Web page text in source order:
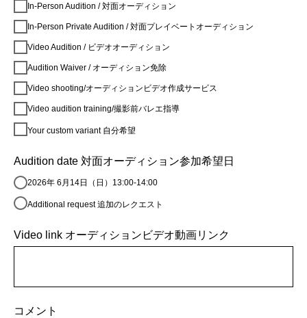
In-Person Audition / 対面オーディション
In-Person Private Audition / 対面プレイベートオーディション
Video Audition / ビデオオーディション
Audition Waiver / オーディション免除
Video shooting/オーディションビデオ作成サービス
Video audition training/撮影前バレエ指導
Your custom variant 自分希望
Audition date 対面オーディション参加希望日
2026年 6月14日（日）13:00-14:00
Additional request 追加のレクエスト
Video link オーディションビデオ動画リンク
コメント